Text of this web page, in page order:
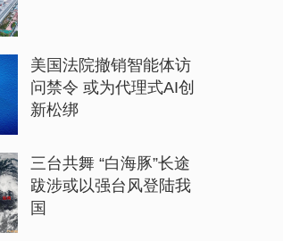
美国法院撤销智能体访
问禁令 或为代理式AI创
新松绑
三台共舞 “白海豚”长途
跋涉或以强台风登陆我
国